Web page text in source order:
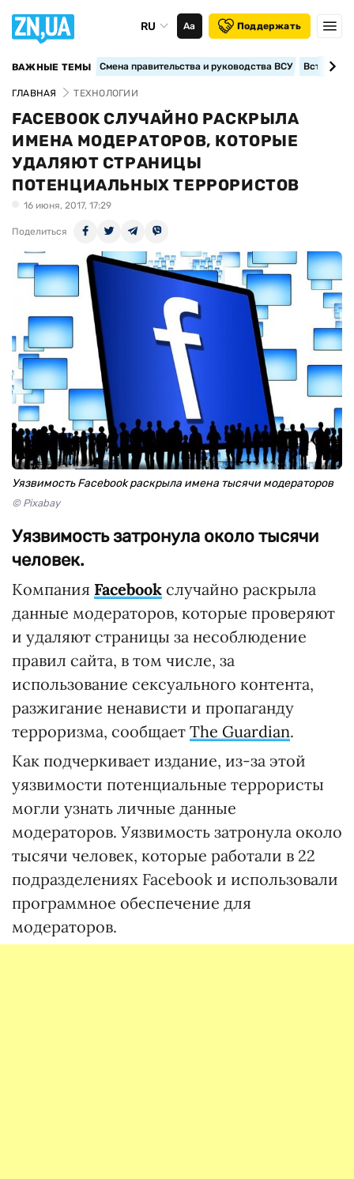
RU Аа Поддержать
ВАЖНЫЕ ТЕМЫ Смена правительства и руководства ВСУ
ГЛАВНАЯ ТЕХНОЛОГИИ
FACEBOOK СЛУЧАЙНО РАСКРЫЛА
ИМЕНА МОДЕРАТОРОВ, КОТОРЫЕ
УДАЛЯЮТ СТРАНИЦЫ
ПОТЕНЦИАЛЬНЫХ ТЕРРОРИСТОВ
16 июня, 2017, 17:29
Поделиться
Уязвимость Facebook раскрыла имена тысячи модераторов
© Pixabay
Уязвимость затронула около тысячи
человек.
Компания Facebook случайно раскрыла
данные модераторов, которые проверяют
и удаляют страницы за несоблюдение
правил сайта, в том числе, за
использование сексуального контента,
разжигание ненависти и пропаганду
терроризма, сообщает The Guardian.
Как подчеркивает издание, из-за этой
уязвимости потенциальные террористы
могли узнать личные данные
модераторов. Уязвимость затронула около
тысячи человек, которые работали в 22
подразделениях Facebook и использовали
программное обеспечение для
модераторов.